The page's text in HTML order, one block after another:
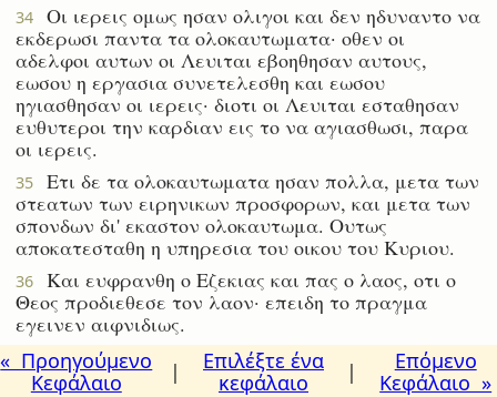
34
Οι ιερεις ομως ησαν ολιγοι και δεν ηδυναντο να
εκδερωσι παντα τα ολοκαυτωματα· οθεν οι
αδελφοι αυτων οι Λευιται εβοηθησαν αυτους,
εωσου η εργασια συνετελεσθη και εωσου
ηγιασθησαν οι ιερεις· διοτι οι Λευιται εσταθησαν
ευθυτεροι την καρδιαν εις το να αγιασθωσι, παρα
οι ιερεις.
35
Ετι δε τα ολοκαυτωματα ησαν πολλα, μετα των
στεατων των ειρηνικων προσφορων, και μετα των
σπονδων δι' εκαστον ολοκαυτωμα. Ουτως
αποκατεσταθη η υπηρεσια του οικου του Κυριου.
36
Και ευφρανθη ο Εζεκιας και πας ο λαος, οτι ο
Θεος προδιεθεσε τον λαον· επειδη το πραγμα
εγεινεν αιφνιδιως.
« Προηγούμενο
Κεφάλαιο
|
Επιλέξτε ένα
κεφάλαιο
|
Επόμενο
Κεφάλαιο »